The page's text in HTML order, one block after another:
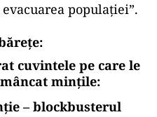
populației”.
cuvintele pe care le
mințile:
– blockbusterul